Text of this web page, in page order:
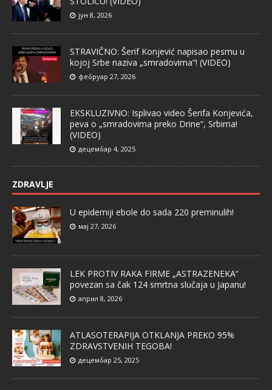
јун 8, 2026
STRAVIČNO: Šerif Konjević napisao pesmu u
kojoj Srbe naziva „smradovima“! (VIDEO)
фебруар 27, 2026
EKSKLUZIVNO: Isplivao video Šerifa Konjevića,
peva o „smradovima preko Drine“, Srbima!
(VIDEO)
децембар 4, 2025
ZDRAVLJE
U epidemiji ebole do sada 220 preminulih!
мај 27, 2026
LEK PROTIV RAKA FIRME „ASTRAZENEKA“
povezan sa čak 124 smrtna slučaja u Japanu!
април 8, 2026
ATLASOTERAPIJA OTKLANJA PREKO 95%
ZDRAVSTVENIH TEGOBA!
децембар 25, 2025